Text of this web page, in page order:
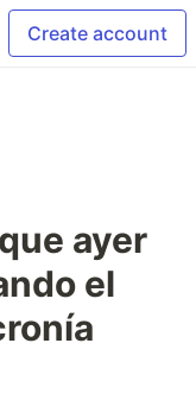
Create account
ayer
el